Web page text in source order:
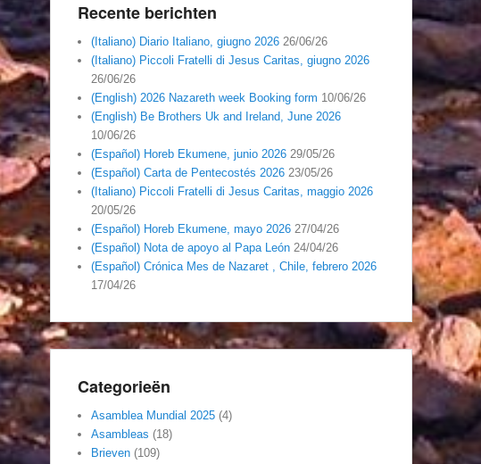
Recente berichten
(Italiano) Diario Italiano, giugno 2026 26/06/26
(Italiano) Piccoli Fratelli di Jesus Caritas, giugno 2026
26/06/26
(English) 2026 Nazareth week Booking form 10/06/26
(English) Be Brothers Uk and Ireland, June 2026
10/06/26
(Español) Horeb Ekumene, junio 2026 29/05/26
(Español) Carta de Pentecostés 2026 23/05/26
(Italiano) Piccoli Fratelli di Jesus Caritas, maggio 2026
20/05/26
(Español) Horeb Ekumene, mayo 2026 27/04/26
(Español) Nota de apoyo al Papa León 24/04/26
(Español) Crónica Mes de Nazaret , Chile, febrero 2026
17/04/26
Categorieën
Asamblea Mundial 2025 (4)
Asambleas (18)
Brieven (109)